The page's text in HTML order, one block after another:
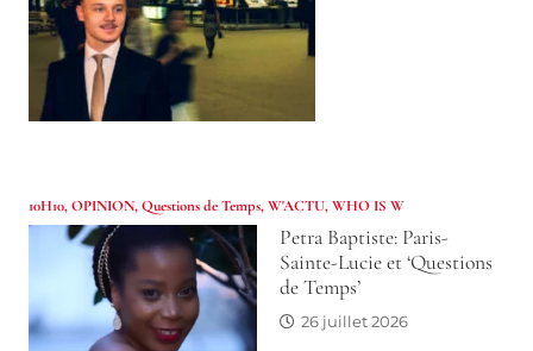
10H10,OPINION,Questions de Temps,W'ACTU,WHO IS W
Petra Baptiste: Paris-
Sainte-Lucie et ‘Questions
de Temps’
26 juillet 2026